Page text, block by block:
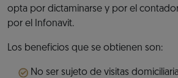
opta por dictaminarse y por el
por el Infonavit.
Los beneficios que se obtienen son:
No ser sujeto de visitas